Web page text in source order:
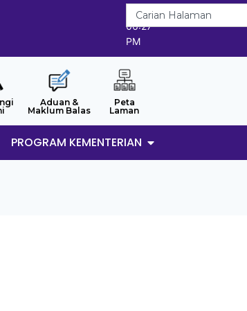
7/8/2026
06:27
PM
Aduan &
Maklum Balas
Peta
Laman
PROGRAM KEMENTERIAN